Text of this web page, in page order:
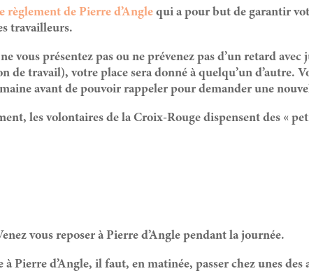
règlement de Pierre d’Angle qui a pour but de garantir
travailleurs.
vous présentez pas ou ne prévenez pas d’un retard
de travail), votre place sera donné à quelqu’un d’autre.
avant de pouvoir rappeler pour demander une
les volontaires de la Croix-Rouge dispensent des «
vous reposer à Pierre d’Angle pendant la journée.
Pierre d’Angle, il faut, en matinée, passer chez unes